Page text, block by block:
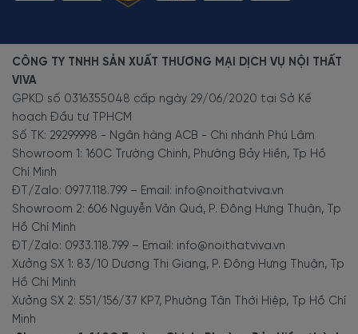
CÔNG TY TNHH SẢN XUẤT THƯƠNG MẠI DỊCH VỤ NỘI THẤT
VIVA
GPKD số 0316355048 cấp ngày 29/06/2020 tại Sở Kế
hoạch Đầu tư TPHCM
Số TK: 29299998 - Ngân hàng ACB - Chi nhánh Phú Lâm
Showroom 1: 160C Trường Chinh, Phường Bảy Hiền, Tp Hồ
Chí Minh
ĐT/Zalo: 0977.118.799 – Email: info@noithatviva.vn
Showroom 2: 606 Nguyễn Văn Quá, P. Đông Hưng Thuận, Tp
Hồ Chí Minh
ĐT/Zalo: 0933.118.799 – Email: info@noithatviva.vn
Xưởng SX 1: 83/10 Dương Thị Giang, P. Đông Hưng Thuận, Tp
Hồ Chí Minh
Xưởng SX 2: 551/156/37 KP7, Phường Tân Thới Hiệp, Tp Hồ Chí
Minh